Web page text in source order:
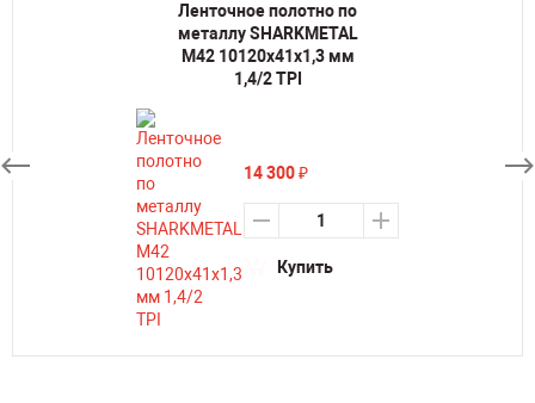
Ленточное полотно по
металлу SHARKMETAL
M42 10120х41х1,3 мм
1,4/2 TPI
14 300₽
Купить